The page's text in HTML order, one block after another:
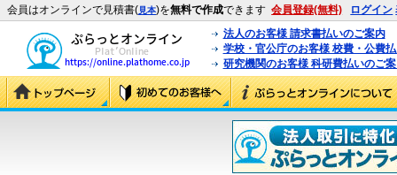
会員はオンラインで見積書(見本)を無料で作成できます 会員登録(無料) ログイン
法人のお客様 請求書払いのご案内
学校・官公庁のお客様 校費・公費
研究機関のお客様 科研費払いのご